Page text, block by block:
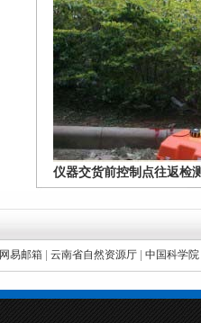
仪器交货前控制点往返检
网易邮箱 云南省自然资源厅 中国科学院